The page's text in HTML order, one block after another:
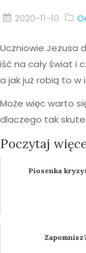
2020-11-10
Uczniowie Jezusa
iść na cały świat i
a jak już robią to w
Może więc warto
dlaczego tak
Poczytaj
Piosenka